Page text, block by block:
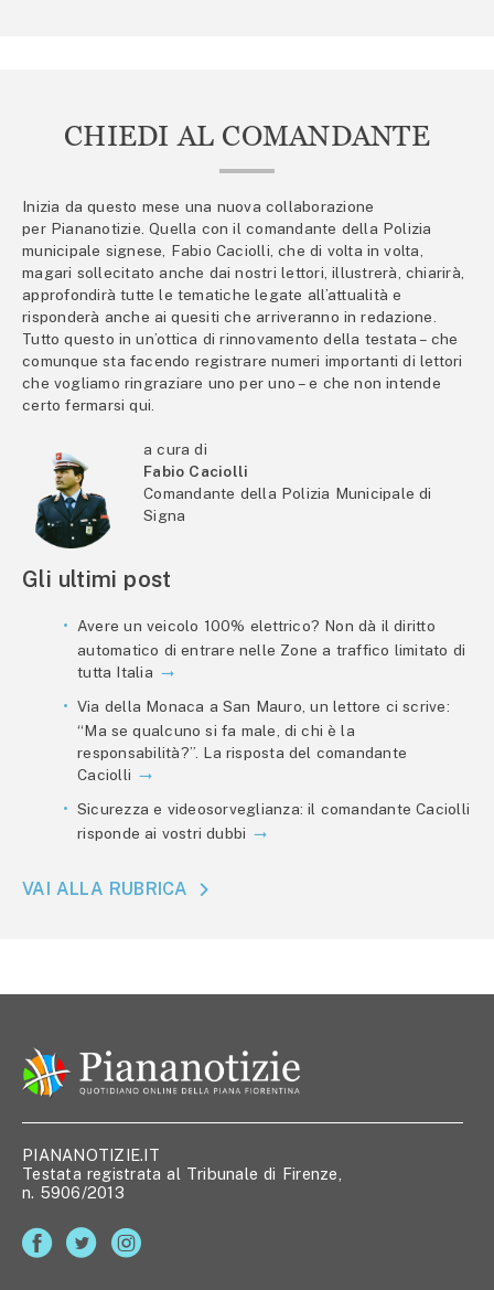
CHIEDI AL COMANDANTE
Inizia da questo mese una nuova collaborazione
per Piananotizie. Quella con il comandante della Polizia
municipale signese, Fabio Caciolli, che di volta in volta,
magari sollecitato anche dai nostri lettori, illustrerà, chiarirà,
approfondirà tutte le tematiche legate all’attualità e
risponderà anche ai quesiti che arriveranno in redazione.
Tutto questo in un’ottica di rinnovamento della testata – che
comunque sta facendo registrare numeri importanti di lettori
che vogliamo ringraziare uno per uno – e che non intende
certo fermarsi qui.
a cura di
Fabio Caciolli
Comandante della Polizia Municipale di
Signa
Gli ultimi post
Avere un veicolo 100% elettrico? Non dà il diritto
automatico di entrare nelle Zone a traffico limitato di
tutta Italia
Via della Monaca a San Mauro, un lettore ci scrive:
“Ma se qualcuno si fa male, di chi è la
responsabilità?”. La risposta del comandante
Caciolli
Sicurezza e videosorveglianza: il comandante Caciolli
risponde ai vostri dubbi
VAI ALLA RUBRICA
PIANANOTIZIE.IT
Testata registrata al Tribunale di Firenze,
n. 5906/2013